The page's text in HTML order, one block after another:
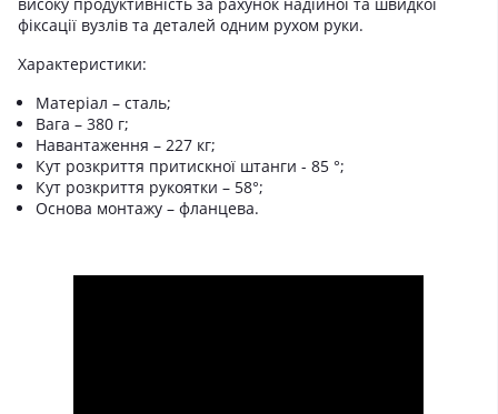
фіксації вузлів та деталей одним рухом руки.
Характеристики:
Матеріал – сталь;
Вага – 380 г;
Навантаження – 227 кг;
Кут розкриття притискної штанги - 85 °;
Кут розкриття рукоятки – 58°;
Основа монтажу – фланцева.